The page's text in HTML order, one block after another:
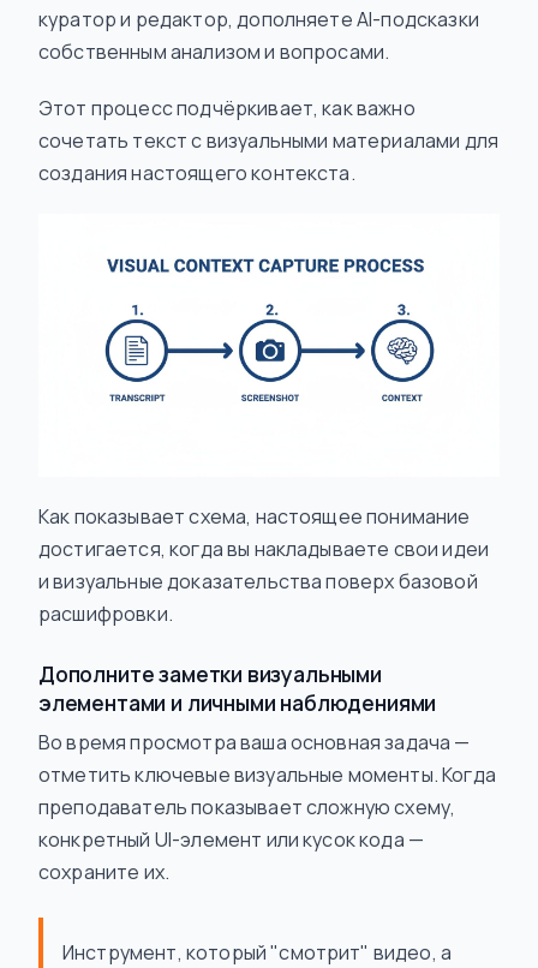
куратор и редактор, дополняете AI-подсказки
собственным анализом и вопросами.
Этот процесс подчёркивает, как важно
сочетать текст с визуальными материалами для
создания настоящего контекста.
Как показывает схема, настоящее понимание
достигается, когда вы накладываете свои идеи
и визуальные доказательства поверх базовой
расшифровки.
Дополните заметки визуальными
элементами и личными наблюдениями
Во время просмотра ваша основная задача —
отметить ключевые визуальные моменты. Когда
преподаватель показывает сложную схему,
конкретный UI-элемент или кусок кода —
сохраните их.
Инструмент, который "смотрит" видео, а